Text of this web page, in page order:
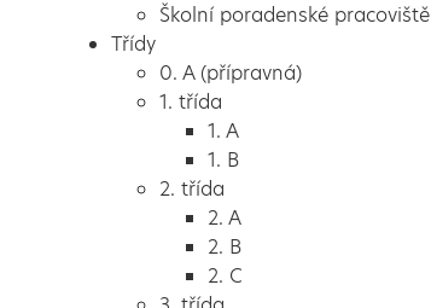
Školní poradenské pracoviště
Třídy
0. A (přípravná)
1. třída
1. A
1. B
2. třída
2. A
2. B
2. C